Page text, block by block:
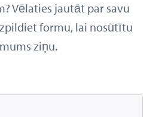
Vēlaties jautāt par savu
formu, lai nosūtītu
mums ziņu.